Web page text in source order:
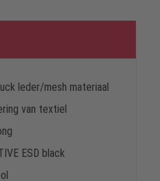
leder/mesh materiaal
van textiel
ESD black